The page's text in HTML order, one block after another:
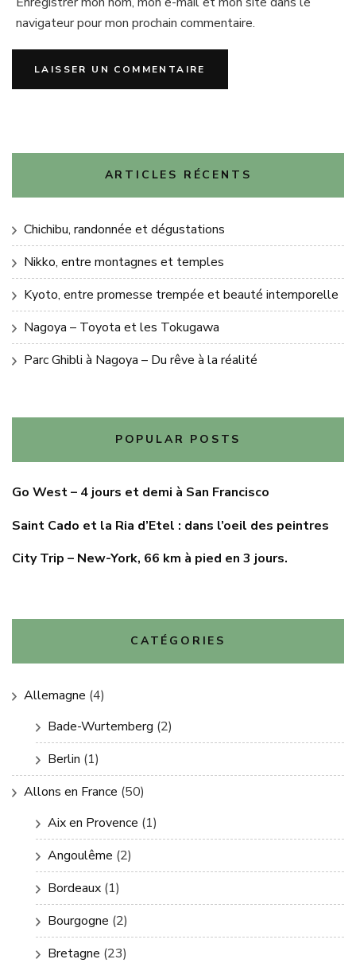
navigateur pour mon prochain commentaire.
ARTICLES RÉCENTS
Chichibu, randonnée et dégustations
Nikko, entre montagnes et temples
Kyoto, entre promesse trempée et beauté intemporelle
Nagoya – Toyota et les Tokugawa
Parc Ghibli à Nagoya – Du rêve à la réalité
POPULAR POSTS
Go West – 4 jours et demi à San Francisco
Saint Cado et la Ria d’Etel : dans l’oeil des peintres
City Trip – New-York, 66 km à pied en 3 jours.
CATÉGORIES
Allemagne (4)
Bade-Wurtemberg (2)
Berlin (1)
Allons en France (50)
Aix en Provence (1)
Angoulême (2)
Bordeaux (1)
Bourgogne (2)
Bretagne (23)